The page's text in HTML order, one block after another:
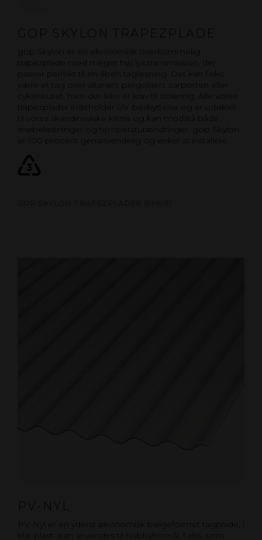
GOP SKYLON TRAPEZPLADE
gop Skylon er en økonomisk overkommelig
trapezplade med meget høj lys transmission, der
passer perfekt til en åben tagløsning. Det kan f.eks.
være et tag over altanen, pergolaen, carporten eller
cykelskuret, hvor der ikke er krav til isolering. Alle vores
trapezplader indeholder UV-beskyttelse og er udviklet
til vores skandinaviske klima og kan modstå både
snebelastninger og temperaturændringer. gop Skylon
er 100 procent genanvendelig og enkel at installere.
PV-NYL
PV-Nyl er en yderst økonomisk bølgeformet tagplade, i
klar plast. Kan anvendes til hobbyformål, f.eks. som